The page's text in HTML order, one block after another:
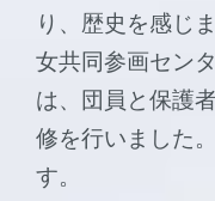
り、歴史を感じ
女共同参画セン
は、団員と保護
修を行いました
す。